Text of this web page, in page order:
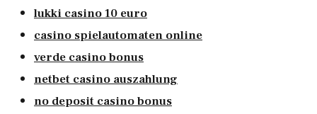
lukki casino 10 euro
casino spielautomaten online
verde casino bonus
netbet casino auszahlung
no deposit casino bonus